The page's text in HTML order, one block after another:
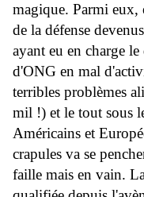
magique. Parmi eux,
de la défense
ayant eu en charge
d'ONG en mal
terribles problèmes
mil !) et le tout sous
Américains et
crapules va se
faille mais en vain.